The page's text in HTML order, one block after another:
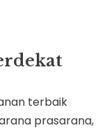
terbaik
prasarana,